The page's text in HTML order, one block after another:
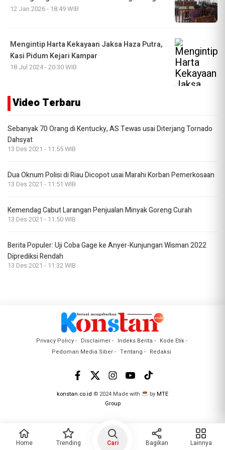
12 Jan 2026 - 18:49 WIB
Mengintip Harta Kekayaan Jaksa Haza Putra,
Kasi Pidum Kejari Kampar
18 Jul 2024 - 20:30 WIB
Video Terbaru
Sebanyak 70 Orang di Kentucky, AS Tewas usai Diterjang Tornado
Dahsyat
13 Des 2021 - 11:55 WIB
Dua Oknum Polisi di Riau Dicopot usai Marahi Korban Pemerkosaan
13 Des 2021 - 11:51 WIB
Kemendag Cabut Larangan Penjualan Minyak Goreng Curah
13 Des 2021 - 11:50 WIB
Berita Populer: Uji Coba Gage ke Anyer-Kunjungan Wisman 2022
Diprediksi Rendah
13 Des 2021 - 11:32 WIB
Privacy Policy Disclaimer Indeks Berita
Kode Etik
Pedoman Media Siber
Tentang Redaksi
konstan.co.id © 2024 Made with byMTE
Group
Home Trending Cari Bagikan Lainnya